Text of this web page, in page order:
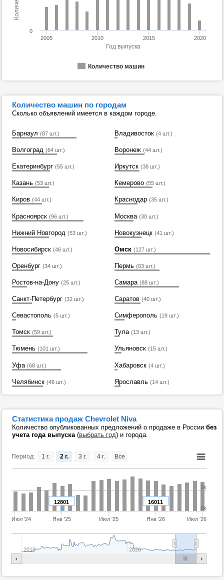
Год выпуска
Количество машин
2005 2010 2015 2020
0
Количество машин по городам
Сколько объявлений имеется в каждом городе.
Барнаул (87 шт.) Владивосток (4 шт.)
Волгоград (64 шт.) Воронеж (44 шт.)
Екатеринбург (55 шт.) Иркутск (38 шт.)
Казань (53 шт.) Кемерово (55 шт.)
Киров (44 шт.) Краснодар (35 шт.)
Красноярск (96 шт.) Москва (30 шт.)
Нижний Новгород (53 шт.) Новокузнецк (41 шт.)
Новосибирск (46 шт.) Омск (127 шт.)
Оренбург (34 шт.) Пермь (63 шт.)
Ростов-на-Дону (25 шт.) Самара (88 шт.)
Санкт-Петербург (32 шт.) Саратов (40 шт.)
Севастополь (5 шт.) Симферополь (19 шт.)
Томск (59 шт.) Тула (13 шт.)
Тюмень (101 шт.) Ульяновск (15 шт.)
Уфа (68 шт.) Хабаровск (4 шт.)
Челябинск (46 шт.) Ярославль (14 шт.)
Статистика продаж Chevrolet Niva
Количество опубликованных предложений о продаже в России без
учета года выпуска(выбрать год) и города.
Период:
16011
12801
Июл '24 Янв '25 Июл '25 Янв '26 Июл '26
2010 2020
0k
1k
1 г. 2 г. 3 г. 4 г. Все